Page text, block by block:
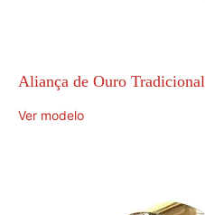
Aliança de Ouro Tradicional
Ver modelo